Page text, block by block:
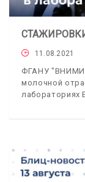
11.08.2021
ФГАНУ "ВНИМИ"
молочной
лабораториях